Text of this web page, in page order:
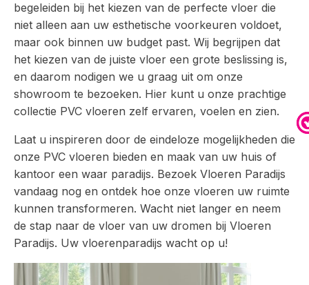
begeleiden bij het kiezen van de perfecte vloer die
niet alleen aan uw esthetische voorkeuren voldoet,
maar ook binnen uw budget past. Wij begrijpen dat
het kiezen van de juiste vloer een grote beslissing is,
en daarom nodigen we u graag uit om onze
showroom te bezoeken. Hier kunt u onze prachtige
collectie PVC vloeren zelf ervaren, voelen en zien.
Laat u inspireren door de eindeloze mogelijkheden die
onze PVC vloeren bieden en maak van uw huis of
kantoor een waar paradijs. Bezoek Vloeren Paradijs
vandaag nog en ontdek hoe onze vloeren uw ruimte
kunnen transformeren. Wacht niet langer en neem
de stap naar de vloer van uw dromen bij Vloeren
Paradijs. Uw vloerenparadijs wacht op u!